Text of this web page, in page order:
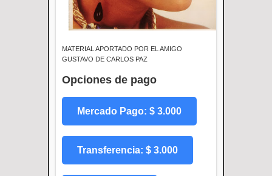
MATERIAL APORTADO POR EL AMIGO
GUSTAVO DE CARLOS PAZ
Opciones de pago
Mercado Pago: $ 3.000
Transferencia: $ 3.000